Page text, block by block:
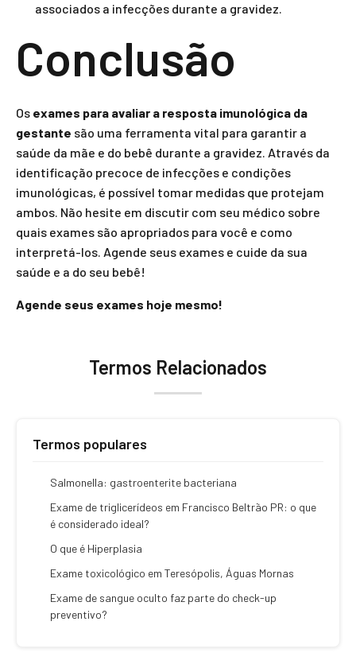
associados a infecções durante a gravidez.
Conclusão
Os exames para avaliar a resposta imunológica da
gestante são uma ferramenta vital para garantir a
saúde da mãe e do bebê durante a gravidez. Através da
identificação precoce de infecções e condições
imunológicas, é possível tomar medidas que protejam
ambos. Não hesite em discutir com seu médico sobre
quais exames são apropriados para você e como
interpretá-los. Agende seus exames e cuide da sua
saúde e a do seu bebê!
Agende seus exames hoje mesmo!
Termos Relacionados
Termos populares
Salmonella: gastroenterite bacteriana
Exame de triglicerídeos em Francisco Beltrão PR: o que
é considerado ideal?
O que é Hiperplasia
Exame toxicológico em Teresópolis, Águas Mornas
Exame de sangue oculto faz parte do check-up
preventivo?